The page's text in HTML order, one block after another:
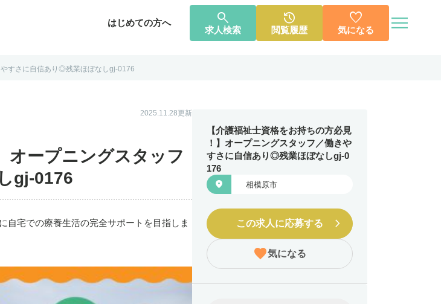
はじめての方へ 
求人検索

閲覧履歴

気になる 
質問 転職お役立ち情報 運営会社案内
やすさに自信あり◎残業ほぼなしgj-0176
2025.11.28更新
オープニングスタッフ
gj-0176
自宅での療養生活の完全サポートを目指しま
【介護福祉士資格をお持ちの方必見
！】オープニングスタッフ／働きや
すさに自信あり◎残業ほぼなしgj-0
176
 相模原市
この求人に応募する
気になる